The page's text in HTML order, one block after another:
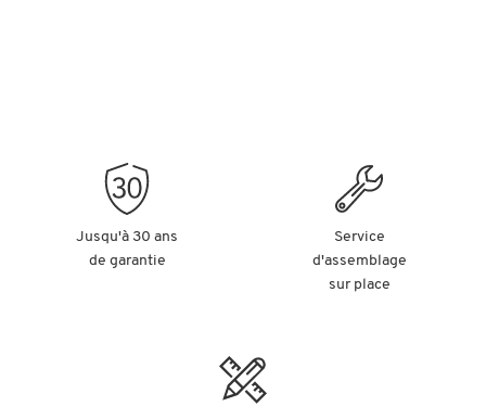
Jusqu'à 30 ans
de garantie
Service
d'assemblage
sur place